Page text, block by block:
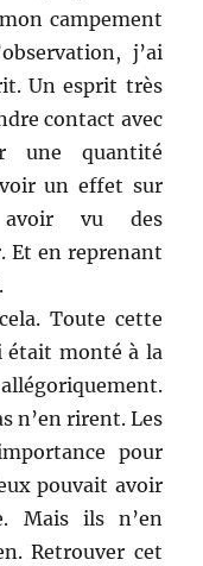
campement
j’ai
Un esprit très
contact avec
une quantité
un effet sur
avoir vu des
Et en reprenant
Toute cette
était monté à la
n’en rirent. Les
pour
pouvait avoir
Mais ils n’en
Retrouver cet